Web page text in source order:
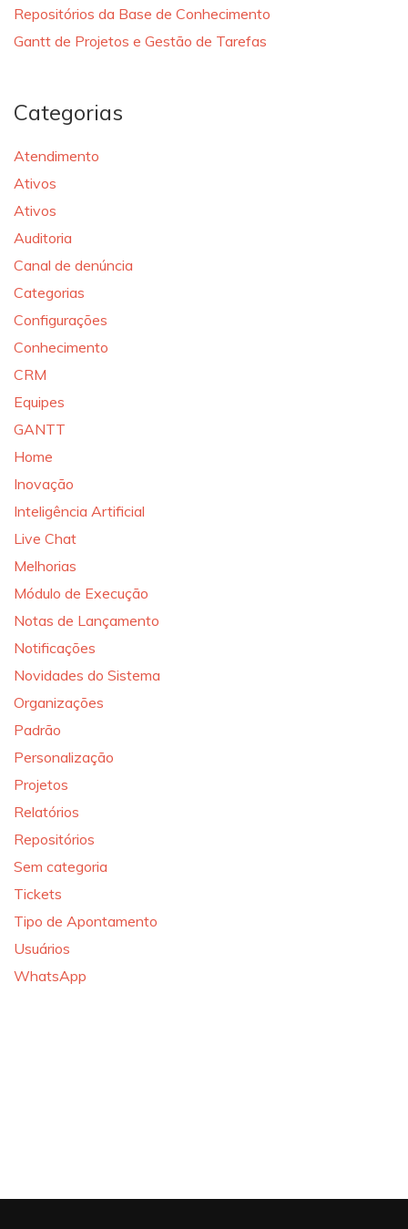
Repositórios da Base de Conhecimento
Gantt de Projetos e Gestão de Tarefas
Categorias
Atendimento
Ativos
Ativos
Auditoria
Canal de denúncia
Categorias
Configurações
Conhecimento
CRM
Equipes
GANTT
Home
Inovação
Inteligência Artificial
Live Chat
Melhorias
Módulo de Execução
Notas de Lançamento
Notificações
Novidades do Sistema
Organizações
Padrão
Personalização
Projetos
Relatórios
Repositórios
Sem categoria
Tickets
Tipo de Apontamento
Usuários
WhatsApp